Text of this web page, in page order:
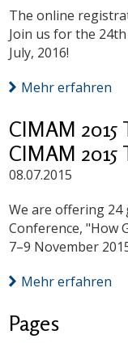
The online
Join us for the
July, 2016!
Mehr erfahren
CIMAM 2015
CIMAM 2015
08.07.2015
We are offering 24
Conference, "How
7–9 November
Mehr erfahren
Pages